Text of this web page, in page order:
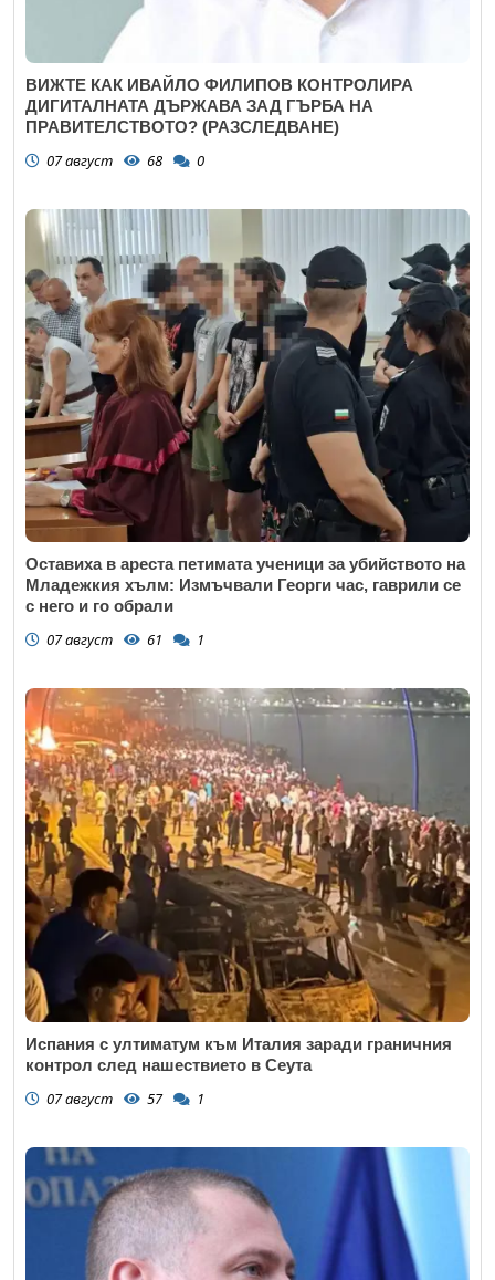
ВИЖТЕ КАК ИВАЙЛО ФИЛИПОВ КОНТРОЛИРА
ДИГИТАЛНАТА ДЪРЖАВА ЗАД ГЪРБА НА
ПРАВИТЕЛСТВОТО? (РАЗСЛЕДВАНЕ)
07 август 68 0
Оставиха в ареста петимата ученици за убийството на
Младежкия хълм: Измъчвали Георги час, гаврили се
с него и го обрали
07 август 61 1
Испания с ултиматум към Италия заради граничния
контрол след нашествието в Сеута
07 август 57 1